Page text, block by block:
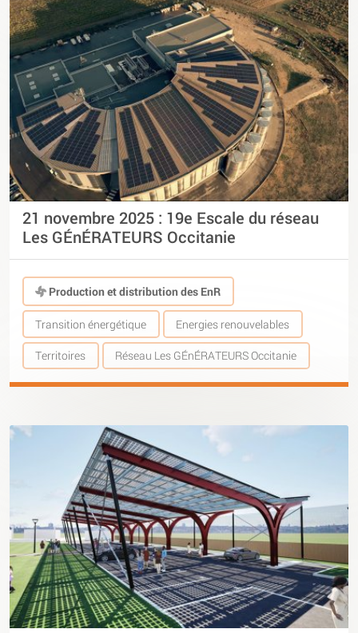
21 novembre 2025 : 19e Escale du réseau
Les GÉnÉRATEURS Occitanie
Production et distribution des EnR
Transition énergétique Energies renouvelables
Territoires Réseau Les GÉnÉRATEURS Occitanie